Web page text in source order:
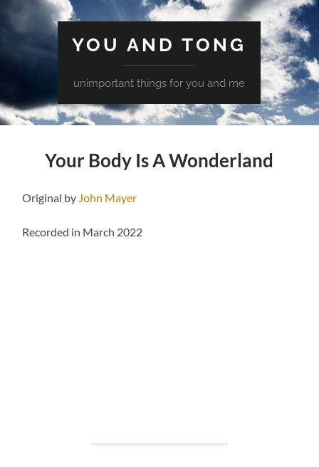
YOU AND TONG
unimportant things for you and me
Your Body Is A Wonderland
Original by John Mayer
Recorded in March 2022